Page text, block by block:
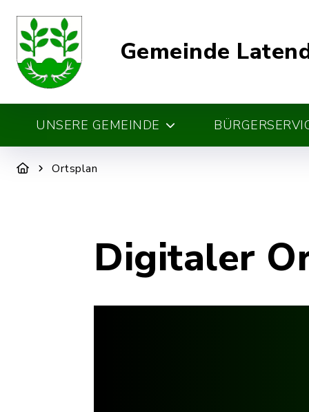
Gemeinde
UNSERE GEMEINDE
Ortsplan
Digitaler